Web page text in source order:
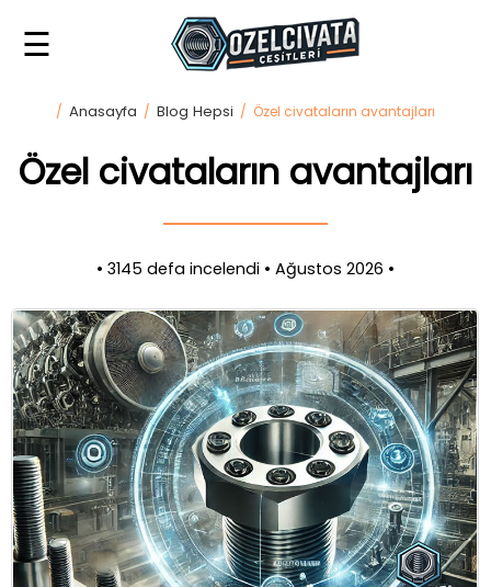
☰
kimiz?
imalatı
»
Özel
civata
örnekleri
»
Blog
»
/ Anasayfa / Blog Hepsi / Özel civataların avantajları
Özel civataların avantajları
• 3145 defa incelendi • Ağustos 2026 •